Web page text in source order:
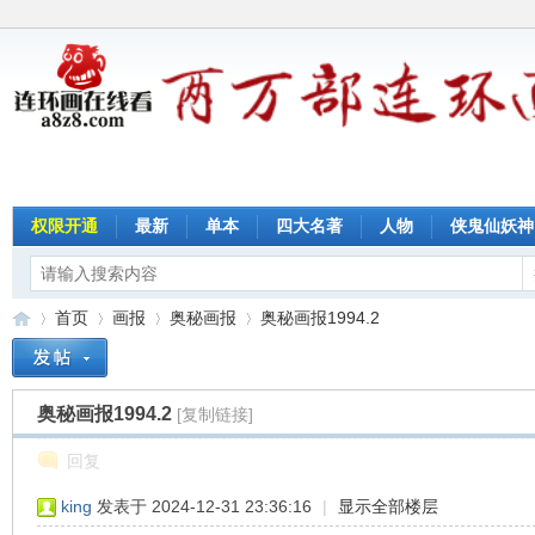
权限开通 最新 单本 四大名著 人物 侠鬼仙妖神
»
首页
›
画报
›
奥秘画报
›
奥秘画报1994.2
奥秘画报1994.2 [复制链接]
回复
king 发表于 2024-12-31 23:36:16 | 显示全部楼层